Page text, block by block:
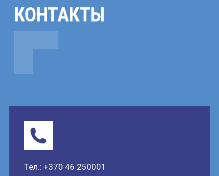
КОНТАКТЫ
Tел.: +370 46 250001